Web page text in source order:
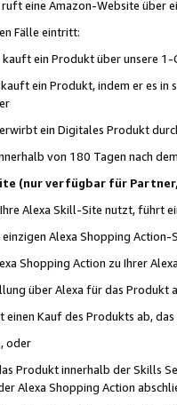
eine Amazon-Website über
Fälle eintritt:
ein Produkt über unsere
ein Produkt, indem er es in
ein Digitales Produkt
von 180 Tagen nach
(nur verfügbar für
Alexa Skill-Site nutzt, führt
Alexa Shopping Action-
Shopping Action zu Ihrer
über Alexa für das Produkt
einen Kauf des Produkts ab,
oder
Produkt innerhalb der Skills
Alexa Shopping Action